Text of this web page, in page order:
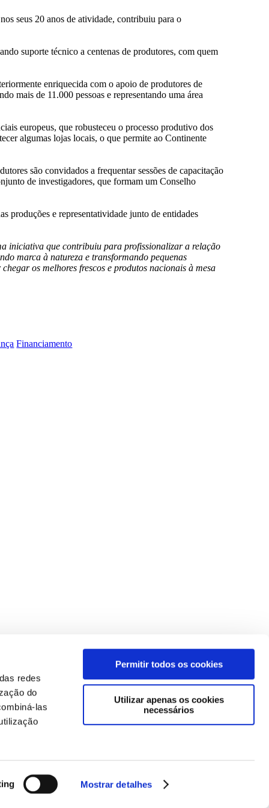
redes
do
las
Mostrar detalhes
Permitir todos os cookies
Utilizar apenas os cookies
necessários
seus 20 anos de atividade, contribuiu para o
suporte técnico a centenas de produtores, com quem
enriquecida com o apoio de produtores de
mais de 11.000 pessoas e representando uma área
europeus, que robusteceu o processo produtivo dos
algumas lojas locais, o que permite ao Continente
são convidados a frequentar sessões de capacitação
de investigadores, que formam um Conselho
produções e representatividade junto de entidades
iniciativa que contribuiu para profissionalizar a relação
marca à natureza e transformando pequenas
os melhores frescos e produtos nacionais à mesa
Financiamento